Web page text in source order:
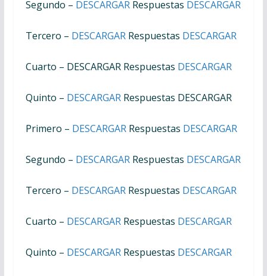
Segundo – DESCARGARRespuestas DESCARGAR
Tercero – DESCARGARRespuestas DESCARGAR
Cuarto – DESCARGAR Respuestas DESCARGAR
Quinto – DESCARGARRespuestas DESCARGAR
Primero – DESCARGARRespuestas DESCARGAR
Segundo – DESCARGARRespuestas DESCARGAR
Tercero – DESCARGARRespuestas DESCARGAR
Cuarto – DESCARGARRespuestas DESCARGAR
Quinto – DESCARGARRespuestas DESCARGAR